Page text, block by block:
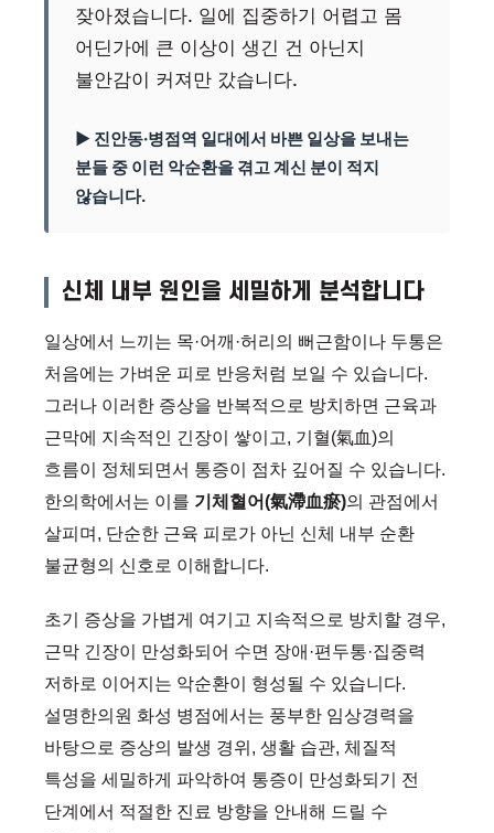
잦아졌습니다. 일에 집중하기 어렵고 몸
어딘가에 큰 이상이 생긴 건 아닌지
불안감이 커져만 갔습니다.
▶ 진안동·병점역 일대에서 바쁜 일상을 보내는
분들 중 이런 악순환을 겪고 계신 분이 적지
않습니다.
신체 내부 원인을 세밀하게 분석합니다
일상에서 느끼는 목·어깨·허리의 뻐근함이나 두통은
처음에는 가벼운 피로 반응처럼 보일 수 있습니다.
그러나 이러한 증상을 반복적으로 방치하면 근육과
근막에 지속적인 긴장이 쌓이고, 기혈(氣血)의
흐름이 정체되면서 통증이 점차 깊어질 수 있습니다.
한의학에서는 이를 기체혈어(氣滯血瘀)의 관점에서
살피며, 단순한 근육 피로가 아닌 신체 내부 순환
불균형의 신호로 이해합니다.
초기 증상을 가볍게 여기고 지속적으로 방치할 경우,
근막 긴장이 만성화되어 수면 장애·편두통·집중력
저하로 이어지는 악순환이 형성될 수 있습니다.
설명한의원 화성 병점에서는 풍부한 임상경력을
바탕으로 증상의 발생 경위, 생활 습관, 체질적
특성을 세밀하게 파악하여 통증이 만성화되기 전
단계에서 적절한 진료 방향을 안내해 드릴 수